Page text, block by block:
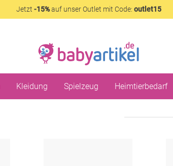
Jetzt -15%auf unser Outlet mit Code: outlet15
Kleidung Spielzeug Heimtierbedarf